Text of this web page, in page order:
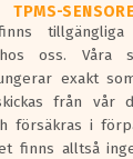
nya regelverk.
våg kommer
än det
gälla 2016.
TPMS-
finns
oss. Våra
exakt
från vår
försäkras i
finns alltså